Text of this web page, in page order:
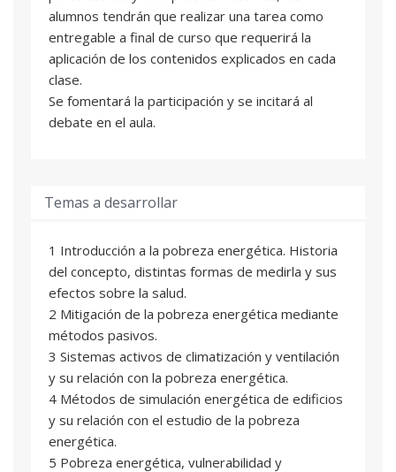
alumnos tendrán que realizar una tarea como
entregable a final de curso que requerirá la
aplicación de los contenidos explicados en cada
clase.
Se fomentará la participación y se incitará al
debate en el aula.
Temas a desarrollar
1 Introducción a la pobreza energética. Historia
del concepto, distintas formas de medirla y sus
efectos sobre la salud.
2 Mitigación de la pobreza energética mediante
métodos pasivos.
3 Sistemas activos de climatización y ventilación
y su relación con la pobreza energética.
4 Métodos de simulación energética de edificios
y su relación con el estudio de la pobreza
energética.
5 Pobreza energética, vulnerabilidad y